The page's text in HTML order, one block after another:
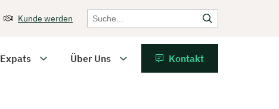
Kunde werden
Expats Über Uns Kontakt